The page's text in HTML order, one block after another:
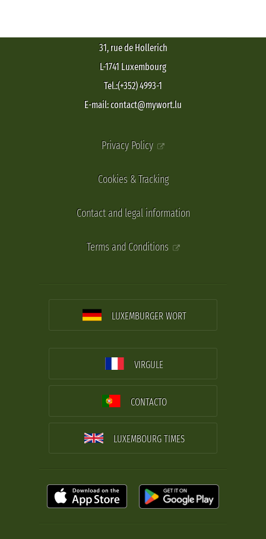
31, rue de Hollerich
L-1741 Luxembourg
Tel.:(+352) 4993-1
E-mail: contact@mywort.lu
Privacy Policy
Cookies & Tracking
Contact and legal information
Terms and Conditions
LUXEMBURGER WORT
VIRGULE
CONTACTO
LUXEMBOURG TIMES